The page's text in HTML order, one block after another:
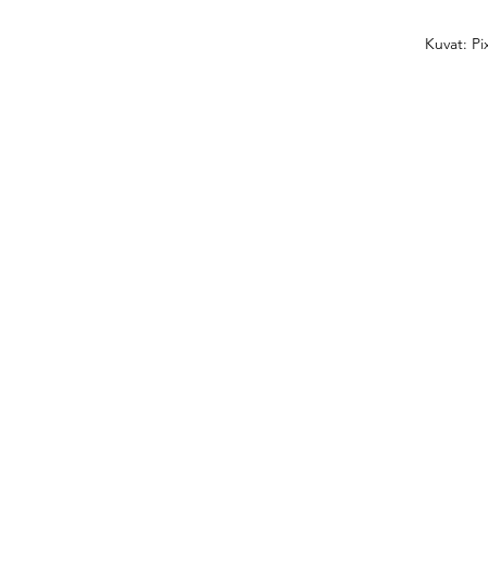
Kuvat: